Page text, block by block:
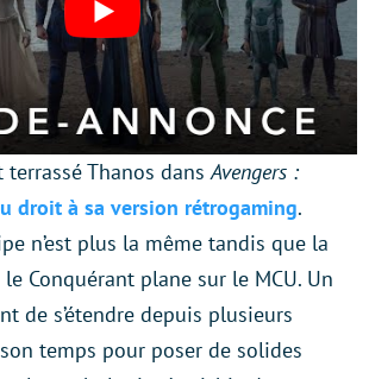
terrassé Thanos dansAvengers :
droit à sa version rétrogaming.
n’est plus la même tandis que la
Conquérant plane sur le MCU. Un
de s’étendre depuis plusieurs
temps pour poser de solides